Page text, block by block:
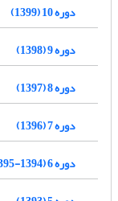
دوره 10 (1399)
دوره 9 (1398)
دوره 8 (1397)
دوره 7 (1396)
دوره 6 (1394-1395)